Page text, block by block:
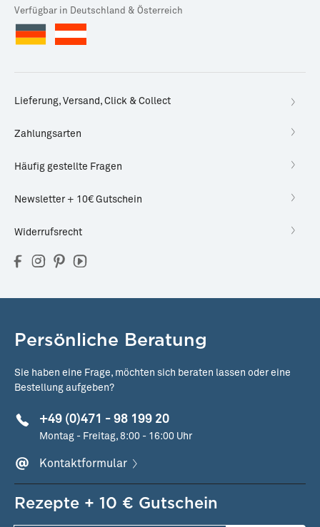
Verfügbar in Deutschland & Österreich
Lieferung, Versand, Click & Collect
Zahlungsarten
Häufig gestellte Fragen
Newsletter + 10€ Gutschein
Widerrufsrecht
Persönliche Beratung
Sie haben eine Frage, möchten sich beraten lassen oder eine
Bestellung aufgeben?
+49 (0)471 - 98 199 20
Montag - Freitag, 8:00 - 16:00 Uhr
Kontaktformular
Rezepte + 10 € Gutschein